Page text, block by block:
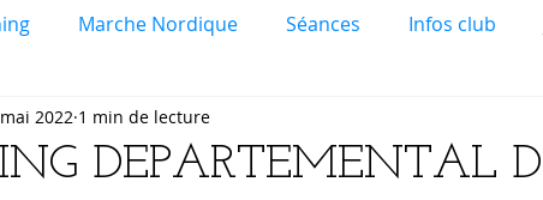
Marche Nordique Séances Infos club
DEPARTEMENTAL
2022 1 min de lecture